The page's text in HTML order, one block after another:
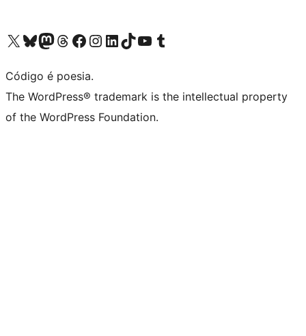
Acessar nossa conta do X (antigo Twitter)
Acessar nossa conta do Bluesky
Acessar nossa conta do Mastodon
Acessar nossa conta do Threads
Acessar nossa página do Facebook
Acessar nossa conta do Instagram
Acessar nossa conta do LinkedIn
Acessar nossa conta do TikTok
Acessar nosso canal do YouTube
Acessar nossa conta no Tumblr
Código é poesia.
The WordPress® trademark is the intellectual property
of the WordPress Foundation.